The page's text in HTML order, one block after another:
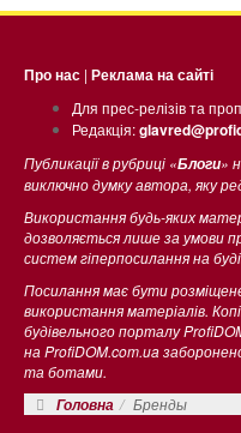
Про нас | Реклама на сайті
Для прес-релізів та
Редакція:
Публикації в рубриці «Блоги»
виключно думку автора, яку
Використання будь-яких
дозволяється лише за умови
систем гіперпосилання на
Посилання має бути
використання матеріалів.
будівельного порталу
на ProfiDOM.com.ua
та ботами.
Головна
Бренды